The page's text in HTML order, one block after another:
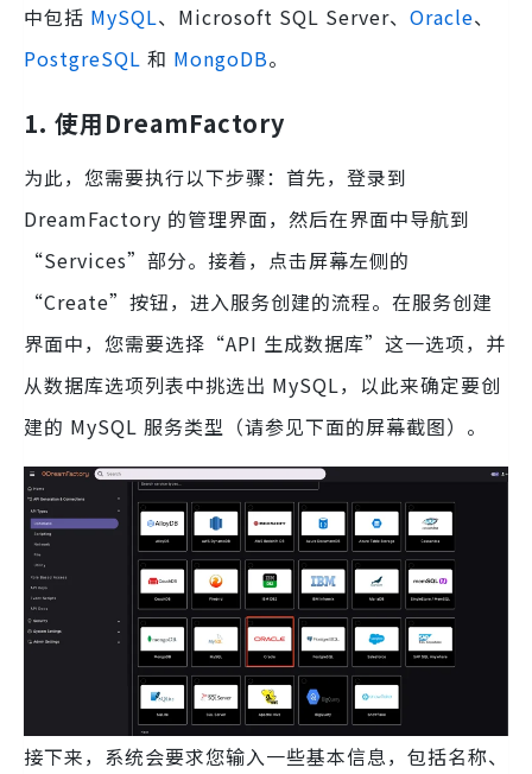
中包括 MySQL、Microsoft SQL Server、 Oracle、
PostgreSQL 和 MongoDB。
1. 使用DreamFactory
为此，您需要执行以下步骤：首先，登录到
DreamFactory 的管理界面，然后在界面中导航到
“Services”部分。接着，点击屏幕左侧的
“Create”按钮，进入服务创建的流程。在服务创建
界面中，您需要选择“API 生成数据库”这一选项，并
从数据库选项列表中挑选出 MySQL，以此来确定要创
建的 MySQL 服务类型（请参见下面的屏幕截图）。
接下来，系统会要求您输入一些基本信息，包括名称、